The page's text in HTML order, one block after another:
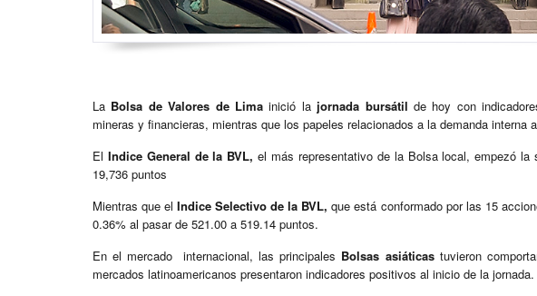
La Bolsa de Valores de Limainició la jornada bursátil de hoy con
mineras y financieras, mientras que los papeles relacionados a la demanda interna
El Indice General de la BVL, el más representativo de la Bolsa local, empezó
19,736 puntos
Mientras que elIndice Selectivo de la BVL, que está conformado por las 15
0.36% al pasar de 521.00 a 519.14 puntos.
En el mercado internacional, las principales Bolsas asiáticas tuvieron
mercados latinoamericanos presentaron indicadores positivos al inicio de la jornada.